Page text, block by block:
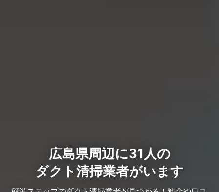
広島県周辺に31人の
ダクト清掃業者がいます